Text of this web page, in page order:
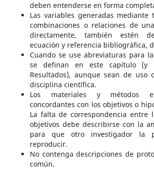
deben entenderse en forma
Las variables generadas mediante
combinaciones o relaciones de
directamente, también estén
ecuación y referencia bibliográfica,
Cuando se use abreviaturas para
se definan en este capítulo
Resultados), aunque sean de uso
disciplina científica.
Los materiales y métodos
concordantes con los objetivos o
La falta de correspondencia entre
objetivos debe describirse con la
para que otro investigador la
reproducir.
No contenga descripciones de
común.